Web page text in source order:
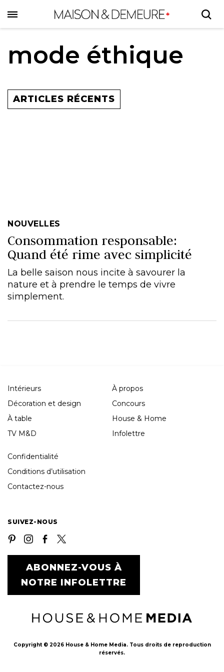
to
main
mode éthique
ARTICLES RÉCENTS
NOUVELLES
Consommation responsable:
Quand été rime avec simplicité
La belle saison nous incite à savourer la
nature et à prendre le temps de vivre
simplement.
Intérieurs
Décoration et design
À table
TV M&D
À propos
Concours
House & Home
Infolettre
Confidentialité
Conditions d’utilisation
Contactez-nous
SUIVEZ-NOUS
ABONNEZ-VOUS À
NOTRE INFOLETTRE
Copyright © 2026 House & Home Media. Tous droits de reproduction
réservés.